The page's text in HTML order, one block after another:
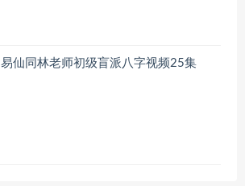
易仙同林老师初级盲派八字视频25集